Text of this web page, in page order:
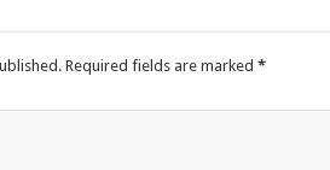
Required fields are marked *